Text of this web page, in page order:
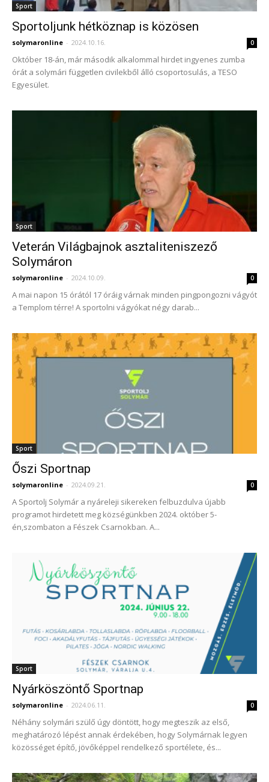
Sport
Sportoljunk hétköznap is közösen
solymaronline - 2024.10.16. 0
Október 18-án, már második alkalommal hirdet ingyenes zumba
órát a solymári független civilekből álló csoportosulás, a TESO
Egyesület.
Sport
Veterán Világbajnok asztaliteniszező
Solymáron
solymaronline - 2024.10.09. 0
A mai napon 15 órától 17 óráig várnak minden pingpongozni vágyót
a Templom térre! A sportolni vágyókat négy darab...
Sport
Őszi Sportnap
solymaronline - 2024.09.21. 0
A Sportolj Solymár a nyáreleji sikereken felbuzdulva újabb
programot hirdetett meg községünkben 2024. október 5-
én,szombaton a Fészek Csarnokban. A...
Sport
Nyárköszöntő Sportnap
solymaronline - 2024.06.11. 0
Néhány solymári szülő úgy döntött, hogy megteszik az első,
meghatározó lépést annak érdekében, hogy Solymárnak legyen
közösséget építő, jövőképpel rendelkező sportélete, és...